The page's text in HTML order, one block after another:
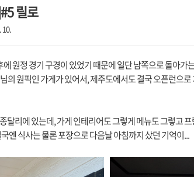
릴로
10.
에 원정 경기 구경이 있었기 때문에 일단 남쪽으로 돌아
의 원픽인 가게가 있어서, 제주도에서도 결국 오픈런으
달리에 있는데, 가게 인테리어도 그렇게 메뉴도 그렇고
엔 식사는 물론 포장으로 다음날 아침까지 샀던 기억이...